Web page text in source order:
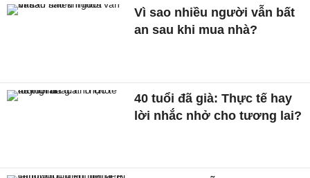
Vì sao nhiều người vẫn bất
an sau khi mua nhà?
40 tuổi đã già: Thực tế hay
lời nhắc nhở cho tương lai?